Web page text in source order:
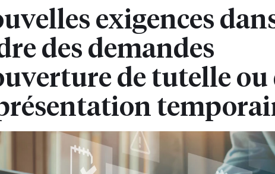
exigences
des demandes
de tutelle ou